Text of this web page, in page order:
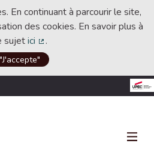
En continuant à parcourir le site,
des cookies. En savoir plus à
sujetici
(Lien externe)
.
"J'accepte"